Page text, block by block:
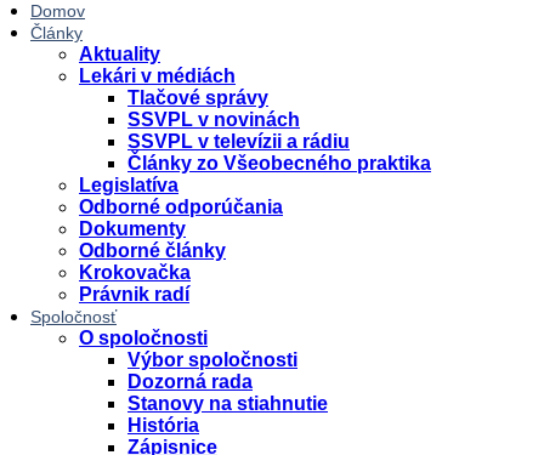
Domov
Články
Aktuality
Lekári v médiách
Tlačové správy
SSVPL v novinách
SSVPL v televízii a rádiu
Články zo Všeobecného praktika
Legislatíva
Odborné odporúčania
Dokumenty
Odborné články
Krokovačka
Právnik radí
Spoločnosť
O spoločnosti
Výbor spoločnosti
Dozorná rada
Stanovy na stiahnutie
História
Zápisnice